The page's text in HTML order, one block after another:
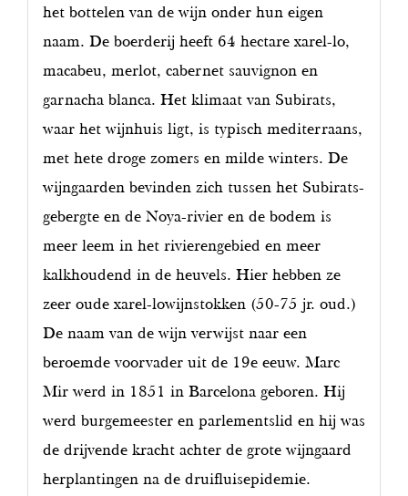
het bottelen van de wijn onder hun eigen
naam. De boerderij heeft 64 hectare xarel-lo,
macabeu, merlot, cabernet sauvignon en
garnacha blanca. Het klimaat van Subirats,
waar het wijnhuis ligt, is typisch mediterraans,
met hete droge zomers en milde winters. De
wijngaarden bevinden zich tussen het Subirats-
gebergte en de Noya-rivier en de bodem is
meer leem in het rivierengebied en meer
kalkhoudend in de heuvels. Hier hebben ze
zeer oude xarel-lowijnstokken (50-75 jr. oud.)
De naam van de wijn verwijst naar een
beroemde voorvader uit de 19e eeuw. Marc
Mir werd in 1851 in Barcelona geboren. Hij
werd burgemeester en parlementslid en hij was
de drijvende kracht achter de grote wijngaard
herplantingen na de druifluisepidemie.